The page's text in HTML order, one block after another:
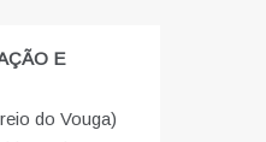
E
do Vouga)